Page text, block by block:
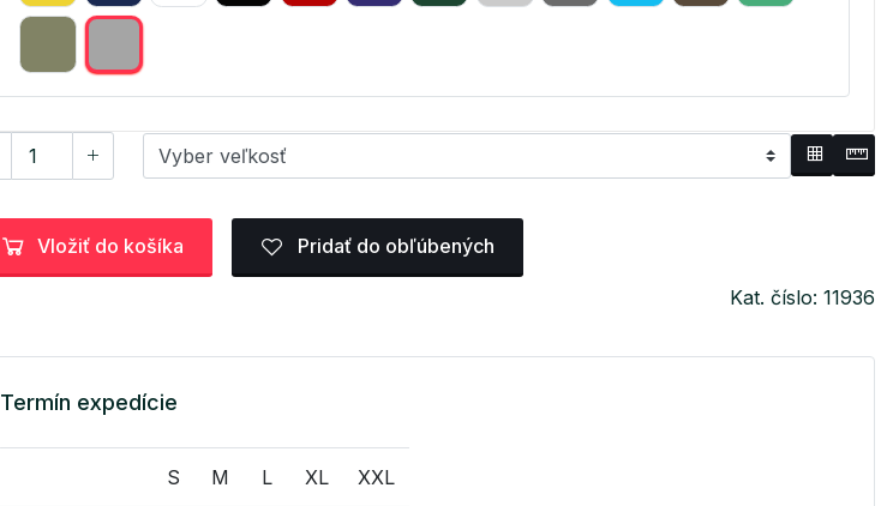
Vložiť do košíka Pridať do obľúbených
Kat. číslo: 11936
Termín expedície
S M L XL XXL